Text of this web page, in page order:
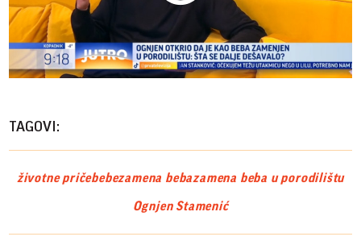
Play
TAGOVI:
životne pričebebezamena bebazamena beba u porodilištu
Ognjen Stamenić